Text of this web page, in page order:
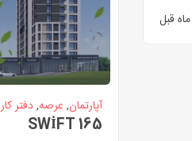
آپارتمان, عرصه,دفتر کار
SWİFT 165